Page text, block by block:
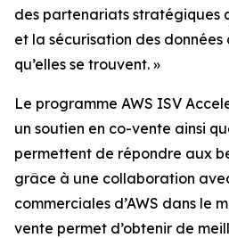
des partenariats stratégiques
et la sécurisation des données
qu’elles se trouvent. »
Le programme AWS ISV
un soutien en co-vente ainsi
permettent de répondre aux
grâce à une collaboration
commerciales d’AWS dans le
vente permet d’obtenir de